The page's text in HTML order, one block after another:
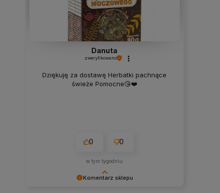
Komentarz sklepu
Danuta
zweryfikowano
Dziękuję za dostawę Herbatki pachnące
świeże Pomocne😘❤️
0 0
w tym tygodniu